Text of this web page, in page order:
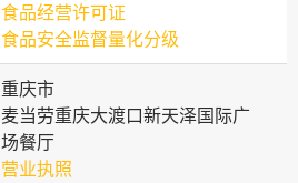
食品经营许可证
食品安全监督量化分级
重庆市
麦当劳重庆大渡口新天泽国际广
场餐厅
营业执照